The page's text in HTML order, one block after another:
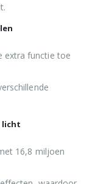
extra functie toe
licht
16,8 miljoen